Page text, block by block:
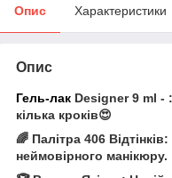
Опис Характеристики
Опис
Гель-лак Designer 9 ml -
кілька кроків😍
🌈 Палітра 406
неймовірного манікюру.